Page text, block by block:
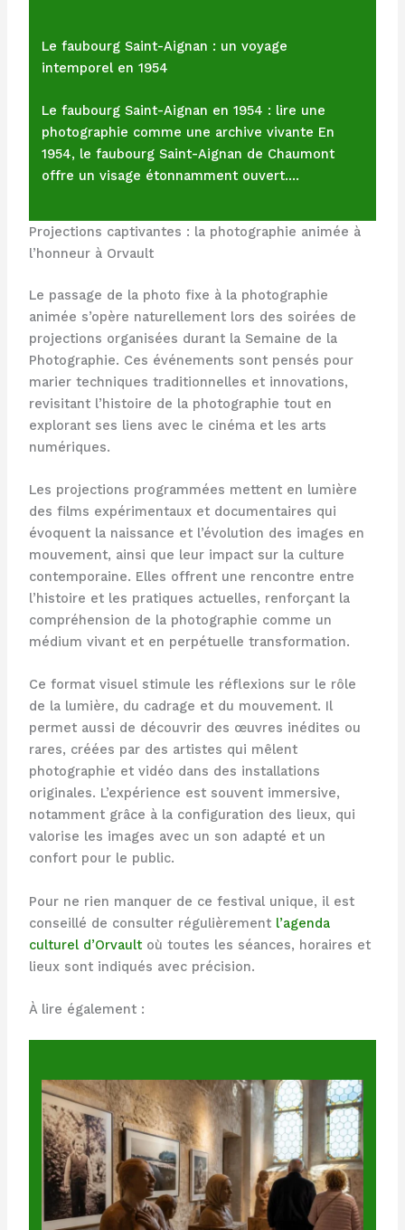
Le faubourg Saint-Aignan : un voyage
intemporel en 1954
Le faubourg Saint-Aignan en 1954 : lire une
photographie comme une archive vivante En
1954, le faubourg Saint-Aignan de Chaumont
offre un visage étonnamment ouvert.…
Projections captivantes : la photographie animée à
l’honneur à Orvault
Le passage de la photo fixe à la photographie
animée s’opère naturellement lors des soirées de
projections organisées durant la Semaine de la
Photographie. Ces événements sont pensés pour
marier techniques traditionnelles et innovations,
revisitant l’histoire de la photographie tout en
explorant ses liens avec le cinéma et les arts
numériques.
Les projections programmées mettent en lumière
des films expérimentaux et documentaires qui
évoquent la naissance et l’évolution des images en
mouvement, ainsi que leur impact sur la culture
contemporaine. Elles offrent une rencontre entre
l’histoire et les pratiques actuelles, renforçant la
compréhension de la photographie comme un
médium vivant et en perpétuelle transformation.
Ce format visuel stimule les réflexions sur le rôle
de la lumière, du cadrage et du mouvement. Il
permet aussi de découvrir des œuvres inédites ou
rares, créées par des artistes qui mêlent
photographie et vidéo dans des installations
originales. L’expérience est souvent immersive,
notamment grâce à la configuration des lieux, qui
valorise les images avec un son adapté et un
confort pour le public.
Pour ne rien manquer de ce festival unique, il est
conseillé de consulter régulièrement l’agenda
culturel d’Orvaultoù toutes les séances, horaires et
lieux sont indiqués avec précision.
À lire également :